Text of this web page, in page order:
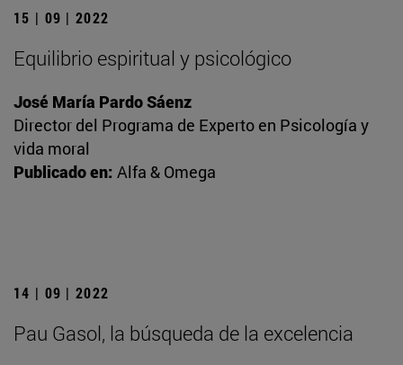
15 | 09 | 2022
Equilibrio espiritual y psicológico
José María Pardo Sáenz
Director del Programa de Experto en Psicología y
vida moral
Publicado en: Alfa & Omega
14 | 09 | 2022
Pau Gasol, la búsqueda de la excelencia